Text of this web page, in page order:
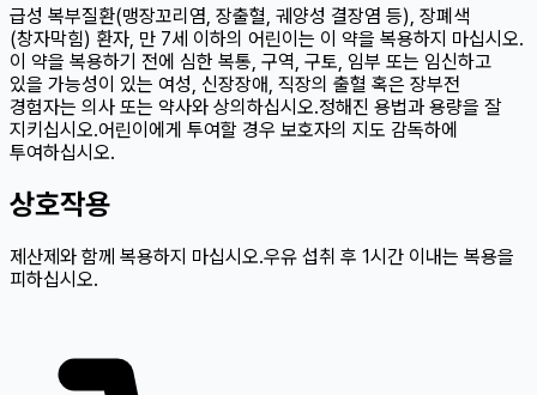
급성 복부질환(맹장꼬리염, 장출혈, 궤양성 결장염 등), 장폐색
(창자막힘) 환자, 만 7세 이하의 어린이는 이 약을 복용하지 마십시오.
이 약을 복용하기 전에 심한 복통, 구역, 구토, 임부 또는 임신하고
있을 가능성이 있는 여성, 신장장애, 직장의 출혈 혹은 장부전
경험자는 의사 또는 약사와 상의하십시오.정해진 용법과 용량을 잘
지키십시오.어린이에게 투여할 경우 보호자의 지도 감독하에
투여하십시오.
상호작용
제산제와 함께 복용하지 마십시오.우유 섭취 후 1시간 이내는 복용을
피하십시오.